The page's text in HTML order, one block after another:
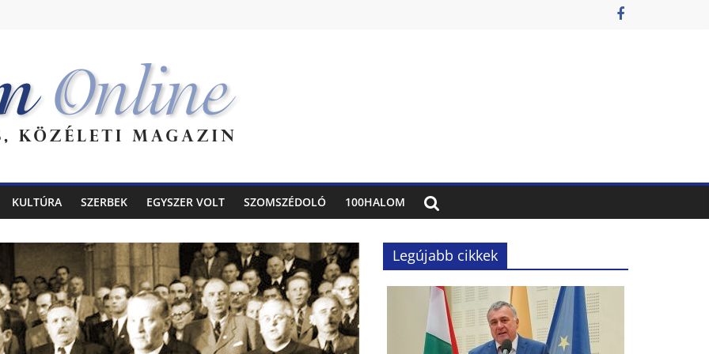
KULTÚRA SZERBEK EGYSZER VOLT SZOMSZÉDOLÓ 100HALOM
Legújabb cikkek